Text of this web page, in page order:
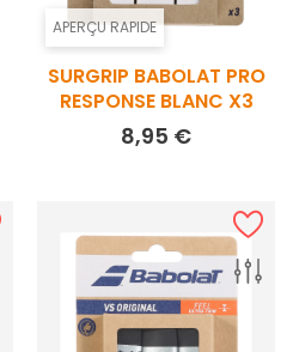
APERÇU RAPIDE
SURGRIP BABOLAT PRO
RESPONSE BLANC X3
8,95 €Prix